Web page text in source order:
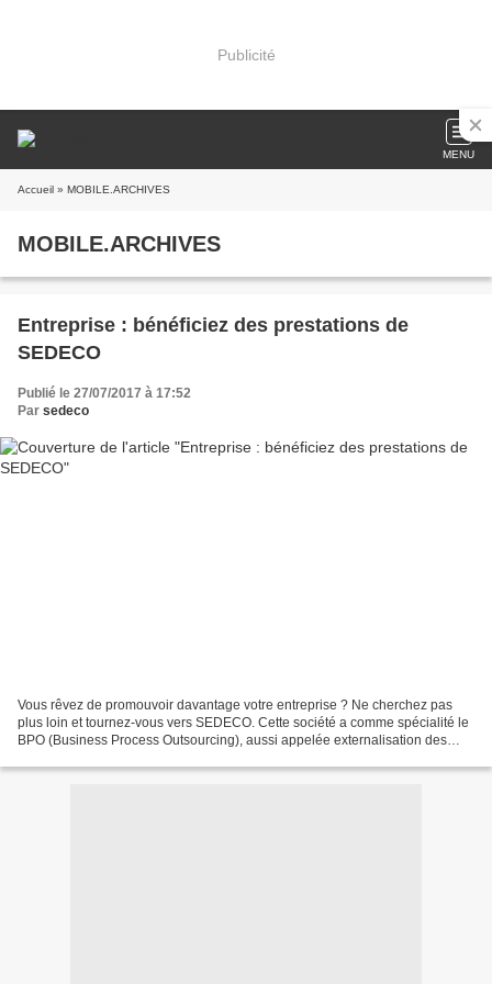
Publicité
MENU
Accueil » MOBILE.ARCHIVES
MOBILE.ARCHIVES
Entreprise : bénéficiez des prestations de
SEDECO
Publié le 27/07/2017 à 17:52
Par sedeco
Vous rêvez de promouvoir davantage votre entreprise ? Ne cherchez pas
plus loin et tournez-vous vers SEDECO. Cette société a comme spécialité le
BPO (Business Process Outsourcing), aussi appelée externalisation des